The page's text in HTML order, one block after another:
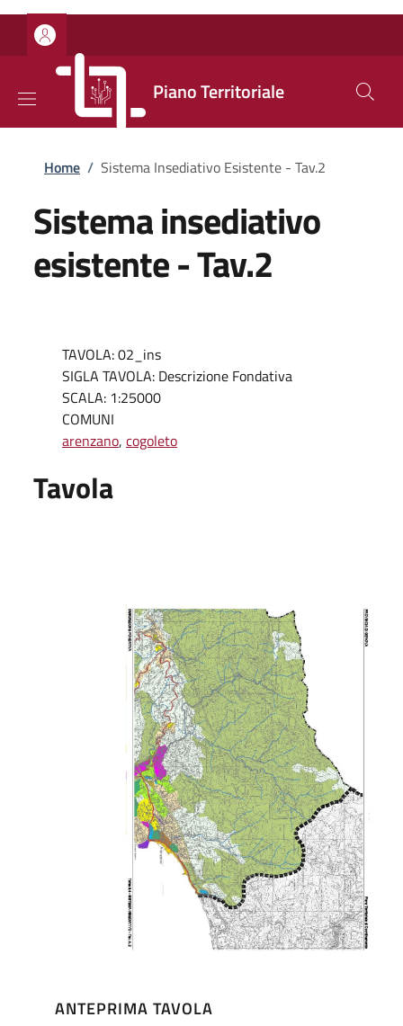
Salta al contenuto principale
Skip to footer content
Piano Territoriale
Briciole di pane
Home / Sistema Insediativo Esistente - Tav.2
Sistema insediativo
esistente - Tav.2
TAVOLA: 02_ins
SIGLA TAVOLA: Descrizione Fondativa
SCALA: 1:25000
COMUNI
arenzano, cogoleto
Tavola
ANTEPRIMA TAVOLA